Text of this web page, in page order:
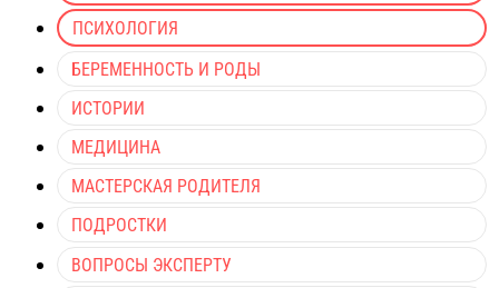
ПСИХОЛОГИЯ
БЕРЕМЕННОСТЬ И РОДЫ
ИСТОРИИ
МЕДИЦИНА
МАСТЕРСКАЯ РОДИТЕЛЯ
ПОДРОСТКИ
ВОПРОСЫ ЭКСПЕРТУ